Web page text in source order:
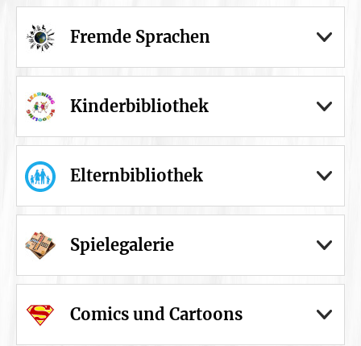
Fremde Sprachen
Kinderbibliothek
Elternbibliothek
Spielegalerie
Comics und Cartoons